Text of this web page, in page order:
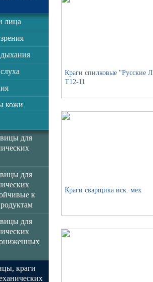
лица
кожи
для
для
к
для
краги
Краги спилковые "Русские
Т12-11
Краги сварщика иск. мех